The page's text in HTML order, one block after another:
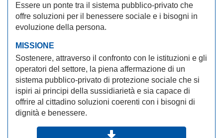
Essere un ponte tra il sistema pubblico-privato che
offre soluzioni per il benessere sociale e i bisogni in
evoluzione della persona.
MISSIONE
Sostenere, attraverso il confronto con le istituzioni e gli
operatori del settore, la piena affermazione di un
sistema pubblico-privato di protezione sociale che si
ispiri ai principi della sussidiarietà e sia capace di
offrire al cittadino soluzioni coerenti con i bisogni di
dignità e benessere.